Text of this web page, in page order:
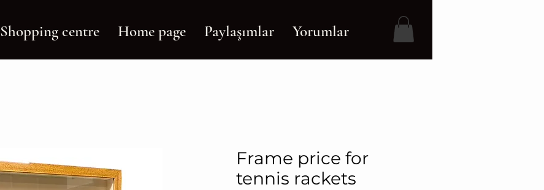
Shopping centre Home page Paylaşımlar Yorumlar
Frame price for
tennis rackets